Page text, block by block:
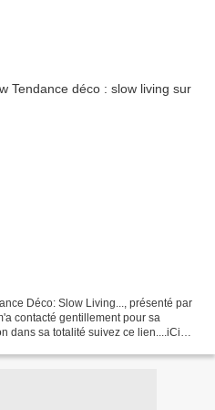
Déco: Slow Living..., présenté par
contacté gentillement pour sa
dans sa totalité suivez ce lien....iCi